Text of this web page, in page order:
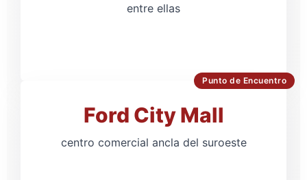
entre ellas
Punto de Encuentro
Ford City Mall
centro comercial ancla del suroeste